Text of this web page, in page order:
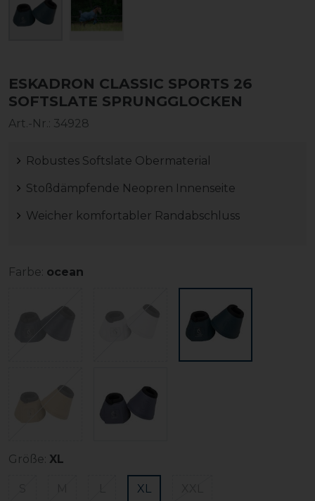
ESKADRON CLASSIC SPORTS 26
SOFTSLATE SPRUNGGLOCKEN
Art.-Nr.: 34928
Robustes Softslate Obermaterial
Stoßdämpfende Neopren Innenseite
Weicher komfortabler Randabschluss
Farbe: ocean
Größe: XL
XL